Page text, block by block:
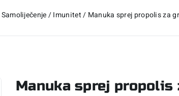
Samoliječenje/Imunitet/ Manuka sprej propolis za
Manuka sprej propolis